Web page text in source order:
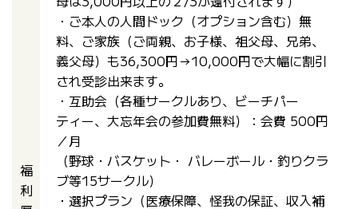
福
利
・ご本人の人間ドック（オプション含む）無
料、ご家族（ご両親、お子様、祖父母、兄弟、
義父母）も36,300円→10,000円で大幅に割引
され受診出来ます。
・互助会（各種サークルあり、ビーチパー
ティー、大忘年会の参加費無料）：会費 500円
／月
（野球・バスケット・ バレーボール・釣りクラ
ブ等15サークル）
・選択プラン（医療保障、怪我の保証、収入補